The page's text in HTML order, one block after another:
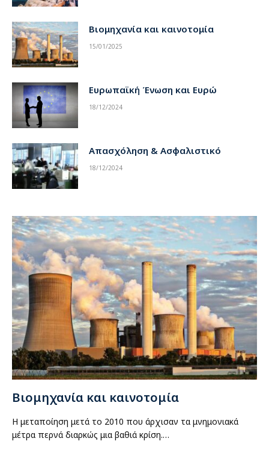
Βιομηχανία και καινοτομία
15/01/2025
Ευρωπαϊκή Ένωση και Ευρώ
18/12/2024
Απασχόληση & Ασφαλιστικό
18/12/2024
Βιομηχανία και καινοτομία
Η μεταποίηση μετά το 2010 που άρχισαν τα μνημονιακά
μέτρα περνά διαρκώς μια βαθιά κρίση.…